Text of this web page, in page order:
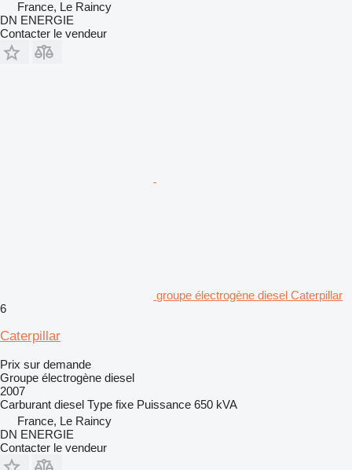
France, Le Raincy
DN ENERGIE
Contacter le vendeur
groupe électrogène diesel Caterpillar
6
Caterpillar
Prix sur demande
Groupe électrogène diesel
2007
Carburant diesel Type fixe Puissance 650 kVA
France, Le Raincy
DN ENERGIE
Contacter le vendeur